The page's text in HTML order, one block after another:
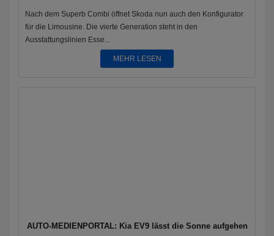
Nach dem Superb Combi öffnet Skoda nun auch den Konfigurator
für die Limousine. Die vierte Generation steht in den
Ausstattungslinien Esse...
MEHR LESEN
AUTO-MEDIENPORTAL: Kia EV9 lässt die Sonne aufgehen